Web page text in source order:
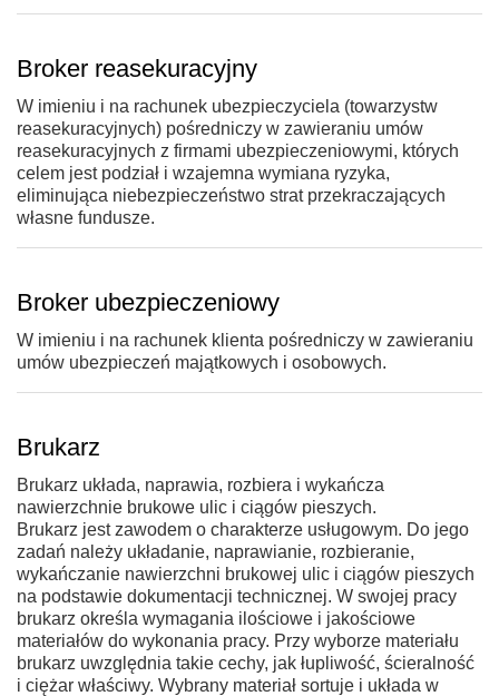
Broker reasekuracyjny
W imieniu i na rachunek ubezpieczyciela (towarzystw
reasekuracyjnych) pośredniczy w zawieraniu umów
reasekuracyjnych z firmami ubezpieczeniowymi, których
celem jest podział i wzajemna wymiana ryzyka,
eliminująca niebezpieczeństwo strat przekraczających
własne fundusze.
Broker ubezpieczeniowy
W imieniu i na rachunek klienta pośredniczy w zawieraniu
umów ubezpieczeń majątkowych i osobowych.
Brukarz
Brukarz układa, naprawia, rozbiera i wykańcza
nawierzchnie brukowe ulic i ciągów pieszych.
Brukarz jest zawodem o charakterze usługowym. Do jego
zadań należy układanie, naprawianie, rozbieranie,
wykańczanie nawierzchni brukowej ulic i ciągów pieszych
na podstawie dokumentacji technicznej. W swojej pracy
brukarz określa wymagania ilościowe i jakościowe
materiałów do wykonania pracy. Przy wyborze materiału
brukarz uwzględnia takie cechy, jak łupliwość, ścieralność
i ciężar właściwy. Wybrany materiał sortuje i układa w